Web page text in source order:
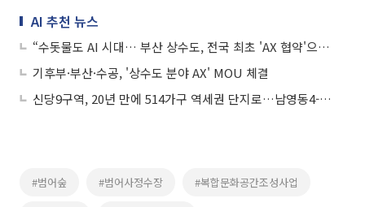
AI 추천 뉴스
“수돗물도 AI 시대… 부산 상수도, 전국 최초 'AX 협약'으로 스마트 혁신 선도”
기후부·부산·수공, '상수도 분야 AX' MOU 체결
신당9구역, 20년 만에 514가구 역세권 단지로…남영동4-2구역 등 도심 재개발 본궤도
#범어숲 #범어사정수장 #복합문화공간조성사업